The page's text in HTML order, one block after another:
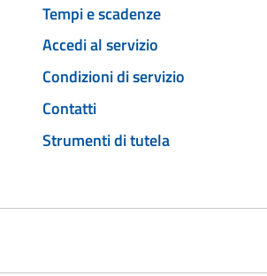
Tempi e scadenze
Accedi al servizio
Condizioni di servizio
Contatti
Strumenti di tutela